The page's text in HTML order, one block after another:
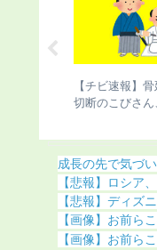
【チビ速報】
切断のこびさ
成長の先で気づ
【悲報】ロシア
【悲報】ディズ
【画像】お前ら
【画像】お前ら